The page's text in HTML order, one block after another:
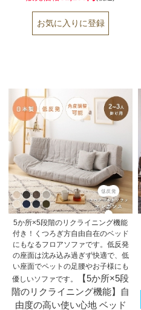
5か所×5段階のリクライニング機能
付き！くつろぎ方自由自在のベッド
にもなるフロアソファです。低反発
の座面は沈み込み過ぎず快適で、低
い座面でペットの足腰やお子様にも
優しいソファです。
【5か所×5段
階のリクライニング機能】自
由度の高い使い心地 ベッド